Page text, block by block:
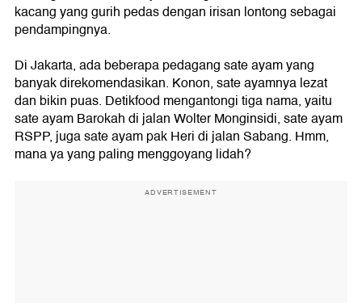
kacang yang gurih pedas dengan irisan lontong sebagai
pendampingnya.
Di Jakarta, ada beberapa pedagang sate ayam yang
banyak direkomendasikan. Konon, sate ayamnya lezat
dan bikin puas. Detikfood mengantongi tiga nama, yaitu
sate ayam Barokah di jalan Wolter Monginsidi, sate ayam
RSPP, juga sate ayam pak Heri di jalan Sabang. Hmm,
mana ya yang paling menggoyang lidah?
ADVERTISEMENT